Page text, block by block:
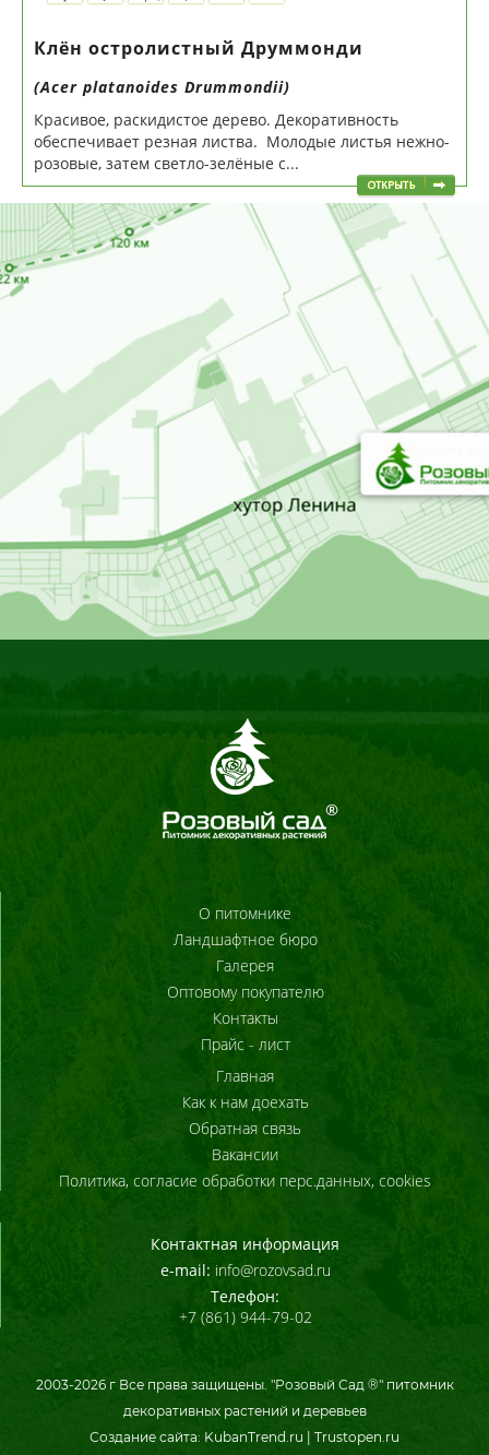
Клён остролистный Друммонди
(Acer platanoides Drummondii)
Красивое, раскидистое дерево. Декоративность
обеспечивает резная листва. Молодые листья нежно-
розовые, затем светло-зелёные с...
О питомнике
Ландшафтное бюро
Галерея
Оптовому покупателю
Контакты
Прайс - лист
Главная
Как к нам доехать
Обратная связь
Вакансии
Политика, согласие обработки перс.данных, cookies
Контактная информация
e-mail: info@rozovsad.ru
Телефон:
+7 (861) 944-79-02
2003-2026г Все права защищены. "Розовый Сад ®" питомник
декоративных растений и деревьев
Создание сайта: KubanTrend.ru Trustopen.ru